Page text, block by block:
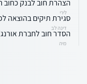
הצהרת חוב לבנק כחוב
לירי
סגירת תיקים בהוצאה
דינה לב
הסדר חוב לחברת
מיה